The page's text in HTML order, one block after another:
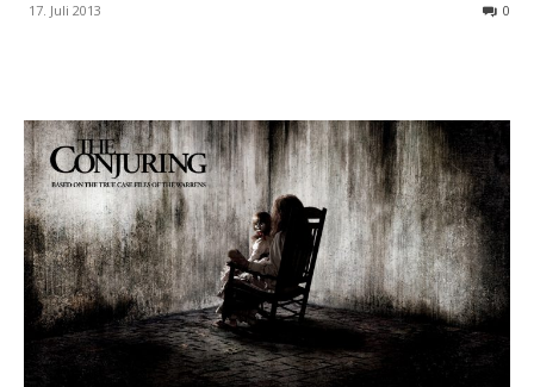
17. Juli 2013 0